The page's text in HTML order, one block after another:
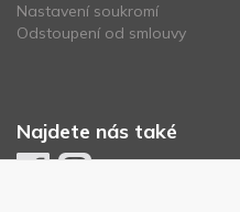
Nastavení soukromí
Odstoupení od smlouvy
Najdete nás také